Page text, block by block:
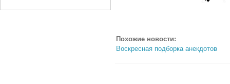
Похожие новости:
Воскресная подборка анекдотов